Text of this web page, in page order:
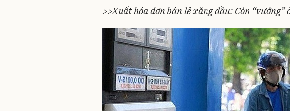
>>Xuất hóa đơn bán lẻ xăng dầu: Còn “vướng”